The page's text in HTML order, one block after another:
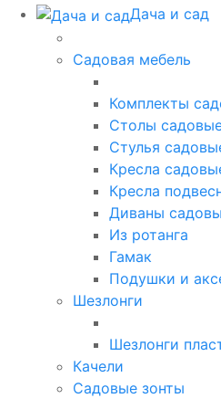
Дача и сад
Садовая мебель
Комплекты
Столы
Стулья
Кресла
Кресла
Диваны
Из ротанга
Гамак
Подушки и
Шезлонги
Шезлонги
Качели
Садовые зонты